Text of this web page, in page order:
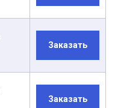
Заказать
Заказать